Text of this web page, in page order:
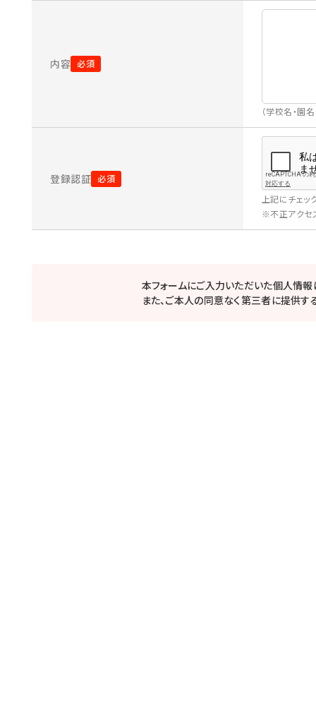
内容
（学校名・園
登録認証
上記にチェッ
※不正アクセ
本フォームにご入力いただいた個人情
また、ご本人の同意なく第三者に提供す